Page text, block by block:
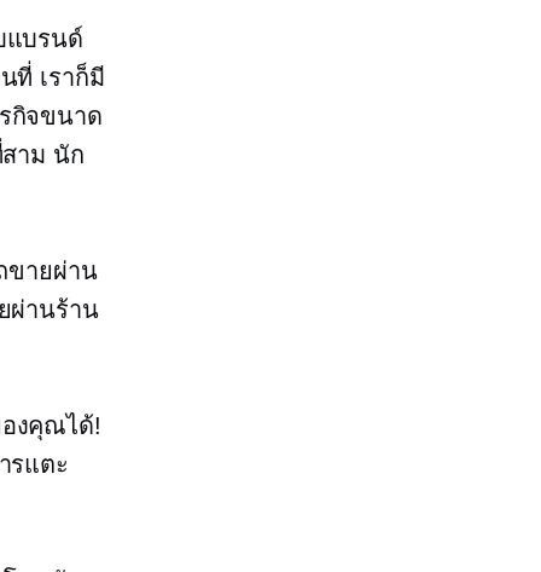
แบรนด์
ที่ เราก็มี
กิจขนาด
าม นัก
ขายผ่าน
ผ่านร้าน
งคุณได้!
รแตะ